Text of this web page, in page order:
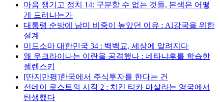
마음 챙기고 정치 14: 구분할 수 없는 것들, 본색은 어떻
게 드러나는가
대통령 순방에 남미 비중이 높았던 이유 : AI강국을 위한
설계
미드소마 대한민국 34 : 백백교, 세상에 알려지다
왜 우크라이나는 이란을 공격했나 : 네타냐후를 학습한
젤렌스키
[딴지만평]한국에서 주식투자를 한다는 건
선데이 로스트의 시작 2 : 치킨 티카 마살라는 영국에서
탄생했다